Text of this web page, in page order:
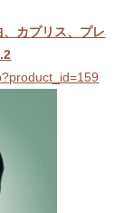
カプリス、プレ